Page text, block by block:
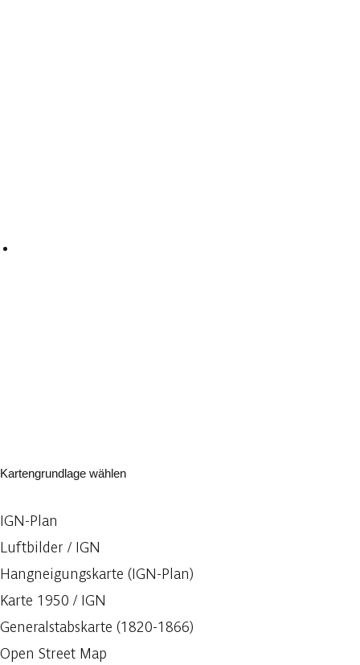
Kartengrundlage wählen
IGN-Plan
Luftbilder / IGN
Hangneigungskarte (IGN-Plan)
Karte 1950 / IGN
Generalstabskarte (1820-1866)
Open Street Map